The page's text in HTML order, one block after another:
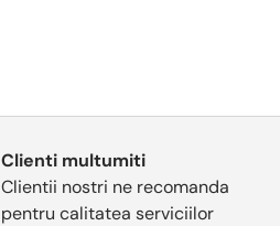
Clienti multumiti
Clientii nostri ne recomanda
pentru calitatea serviciilor